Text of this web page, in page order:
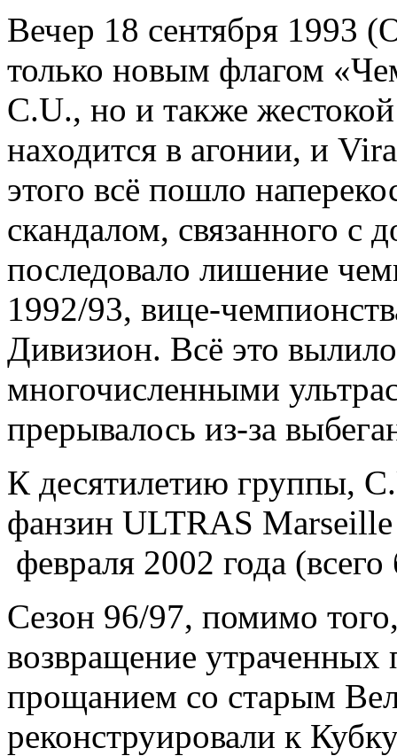
Вечер 18 сентября 1993
только новым флагом
C.U., но и также
находится в агонии, и
этого всё пошло
скандалом, связанного
последовало лишение
1992/93, вице-
Дивизион. Всё это
многочисленными
прерывалось из-за
К десятилетию группы,
фанзин ULTRAS
февраля 2002 года
Сезон 96/97, помимо
возвращение утраченных
прощанием со старым
реконструировали к